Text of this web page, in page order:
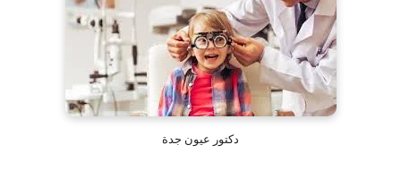
دكتور عيون جدة